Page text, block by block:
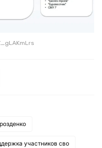
участников сво